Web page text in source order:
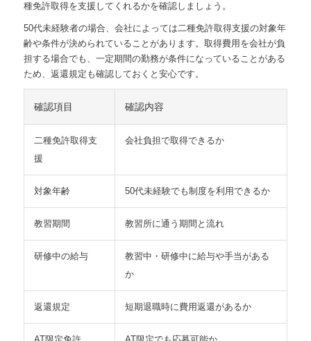
種免許取得を支援してくれるかを確認しましょう。
50代未経験者の場合、会社によっては二種免許取得支援の対象年
齢や条件が決められていることがあります。取得費用を会社が負
担する場合でも、一定期間の勤務が条件になっていることがある
ため、返還規定も確認しておくと安心です。
確認項目 確認内容
二種免許取得支
援
会社負担で取得できるか
対象年齢 50代未経験でも制度を利用できるか
教習期間 教習所に通う期間と流れ
研修中の給与
教習中・研修中に給与や手当がある
か
返還規定 短期退職時に費用返還があるか